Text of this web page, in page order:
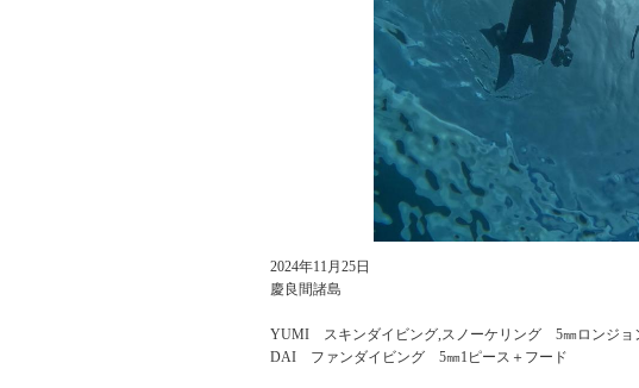
2024年11月25日
慶良間諸島
YUMI スキンダイビング,スノーケリング 5㎜ロンジョ
DAI ファンダイビング 5㎜1ピース＋フード